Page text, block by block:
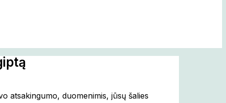
atsakingumo, duomenimis, jūsų šalies